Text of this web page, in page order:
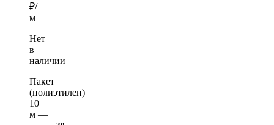
₽/
м
Нет
в
наличии
Пакет
(полиэтилен)
10
м —